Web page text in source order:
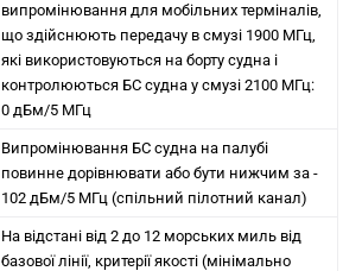
випромінювання для мобільних терміналів,
що здійснюють передачу в смузі 1900 МГц,
які використовуються на борту судна і
контролюються БС судна у смузі 2100 МГц:
0 дБм/5 МГц
Випромінювання БС судна на палубі
повинне дорівнювати або бути нижчим за -
102 дБм/5 МГц (спільний пілотний канал)
На відстані від 2 до 12 морських миль від
базової лінії, критерії якості (мінімально